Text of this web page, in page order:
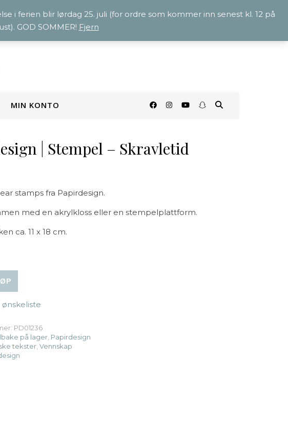
MIN KONTO
| Stempel – Skravletid
stamps fra Papirdesign.
med en akrylkloss eller en stempelplattform.
ca. 11 x 18 cm.
ønskeliste
PD01236
på lager, Papirdesign
tekster, Vennskap
i ferien blir lørdag 25. juli (for ordre som kommer inn senest kl. 12 på
GOD SOMMER! Fjern